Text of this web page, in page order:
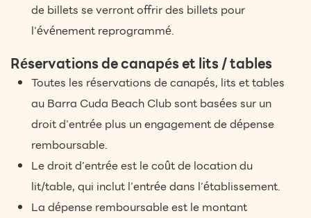
de billets se verront offrir des billets pour
l’événement reprogrammé.
Réservations de canapés et lits / tables
Toutes les réservations de canapés, lits et tables
au Barra Cuda Beach Club sont basées sur un
droit d’entrée plus un engagement de dépense
remboursable.
Le droit d’entrée est le coût de location du
lit/table, qui inclut l’entrée dans l’établissement.
La dépense remboursable est le montant